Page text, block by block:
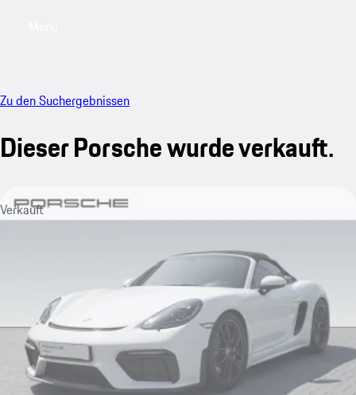
Zu den Suchergebnissen
Dieser Porsche wurde verkauft.
Verkauft